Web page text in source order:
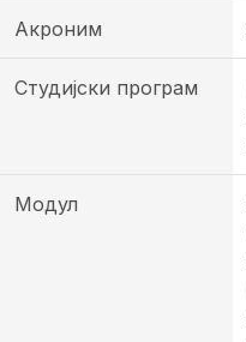
Акроним
Студијски програм
Модул